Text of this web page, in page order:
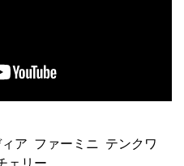
ア ファーミニ テンクワ